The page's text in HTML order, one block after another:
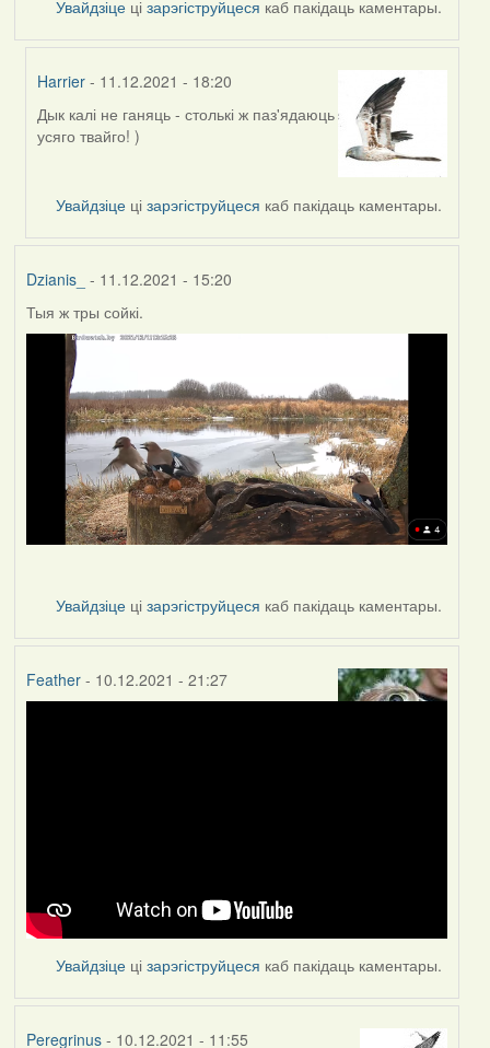
Увайдзіце цізарэгіструйцеся каб пакідаць каментары.
Harrier - 11.12.2021 - 18:20
In
reply
Lighty
Дык калі не ганяць - столькі ж паз'ядаюць
усяго твайго! )
Увайдзіце цізарэгіструйцеся каб пакідаць каментары.
Dzianis_ - 11.12.2021 - 15:20
Тыя ж тры сойкі.
Увайдзіце цізарэгіструйцеся каб пакідаць каментары.
Feather- 10.12.2021 - 21:27
Увайдзіце цізарэгіструйцеся каб пакідаць каментары.
Peregrinus- 10.12.2021 - 11:55